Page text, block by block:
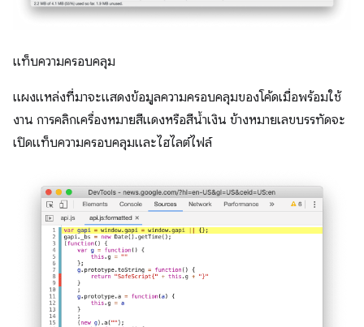
แท็บความครอบคลุม
แผงแหล่งที่มาจะแสดงข้อมูลความครอบคลุมของโค้ดเมื่อพร้อมใช้
งาน การคลิกเครื่องหมายสีแดงหรือสีน้ำเงิน ข้างหมายเลขบรรทัดจะ
เปิดแท็บความครอบคลุมและไฮไลต์ไฟล์